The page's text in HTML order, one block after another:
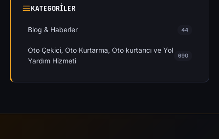
KATEGORILER
Blog & Haberler 44
Oto Çekici, Oto Kurtarma, Oto kurtarıcı ve Yol
Yardım Hizmeti
690